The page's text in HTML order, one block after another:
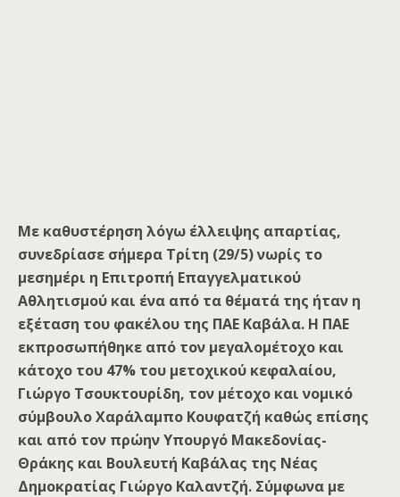
Με καθυστέρηση λόγω έλλειψης απαρτίας,
συνεδρίασε σήμερα Τρίτη (29/5) νωρίς το
μεσημέρι η Επιτροπή Επαγγελματικού
Αθλητισμού και ένα από τα θέματά της ήταν η
εξέταση του φακέλου της ΠΑΕ Καβάλα. Η ΠΑΕ
εκπροσωπήθηκε από τον μεγαλομέτοχο και
κάτοχο του 47% του μετοχικού κεφαλαίου,
Γιώργο Τσουκτουρίδη, τον μέτοχο και νομικό
σύμβουλο Χαράλαμπο Κουφατζή καθώς επίσης
και από τον πρώην Υπουργό Μακεδονίας-
Θράκης και Βουλευτή Καβάλας της Νέας
Δημοκρατίας Γιώργο Καλαντζή. Σύμφωνα με